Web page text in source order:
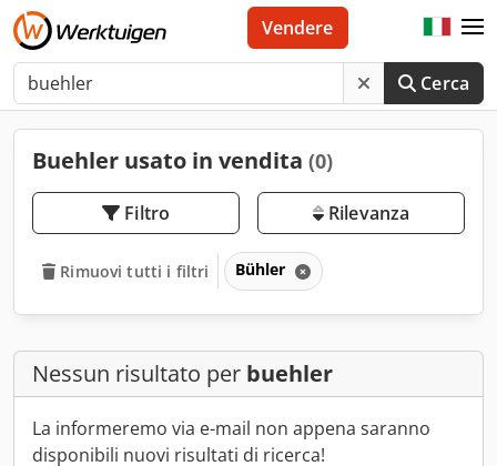
Cerca
Vendere
Buehler usato in vendita (0)
Filtro Rilevanza
Rimuovi tutti i filtri Bühler
Nessun risultato per buehler
La informeremo via e-mail non appena saranno
disponibili nuovi risultati di ricerca!